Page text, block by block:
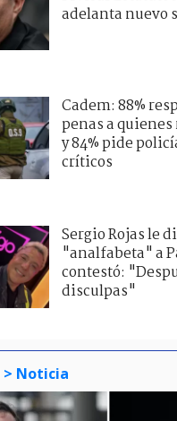
adelanta nuevo
Cadem: 88%
penas a
y 84% pide
críticos
Sergio Rojas le
"analfabeta" a
contestó:
disculpas"
> Noticia